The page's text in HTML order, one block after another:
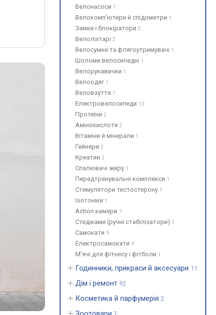
Велонасоси 1
Велокомп'ютери й спідометри 1
Замки і блокіратори 2
Велоліхтарі 2
Велосумки та флягоутримувачі 1
Шоломи велосипедні 1
Велорукавички 1
Велоодяг 1
Веловзуття 1
Електровелосипеди 10
Протеїни 2
Амінокислоти 2
Вітаміни й мінерали 1
Гейнери 2
Креатин 2
Спалювачі жиру 1
Передтренувальні комплекси 1
Стимулятори тестостерону 1
Ізотоніки 1
Action камери 7
Стедіками (ручні стабілізатори) 1
Самокати 9
Електросамокати 9
М'ячі для фітнесу і фітболи 1
Годинники, прикраси й аксесуари 11
Дім і ремонт 92
Косметика й парфумерія 2